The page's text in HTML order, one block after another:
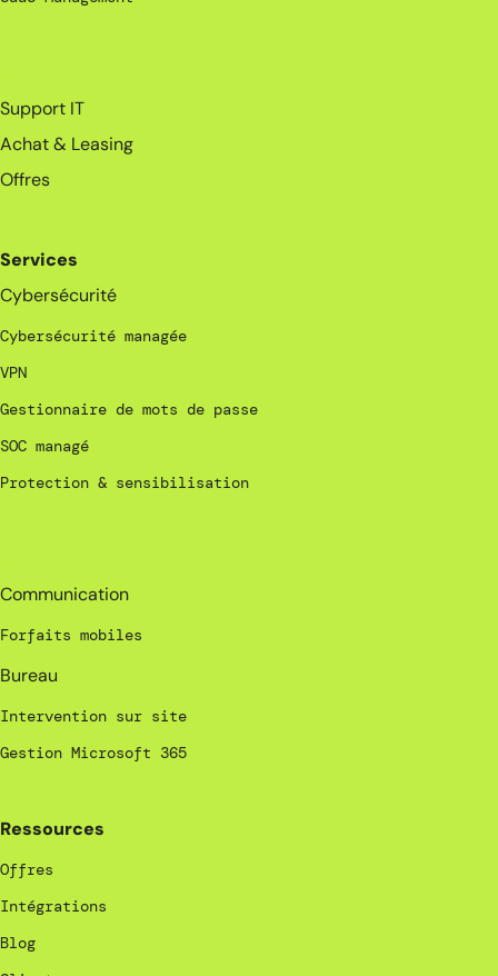
Support IT
Achat & Leasing
Offres
Services
Cybersécurité
Cybersécurité managée
VPN
Gestionnaire de mots de passe
SOC managé
Protection & sensibilisation
Communication
Forfaits mobiles
Bureau
Intervention sur site
Gestion Microsoft 365
Ressources
Offres
Intégrations
Blog